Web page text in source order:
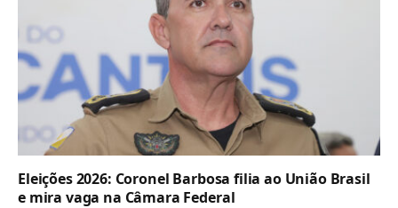
Eleições 2026: Coronel Barbosa filia ao União Brasil
e mira vaga na Câmara Federal